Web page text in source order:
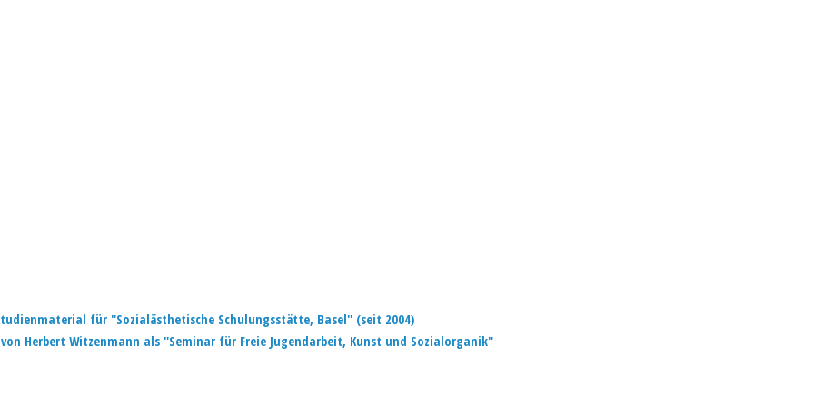
für "Sozialästhetische Schulungsstätte, Basel" (seit 2004)
Herbert Witzenmann als "Seminar für Freie Jugendarbeit, Kunst und Sozialorganik"